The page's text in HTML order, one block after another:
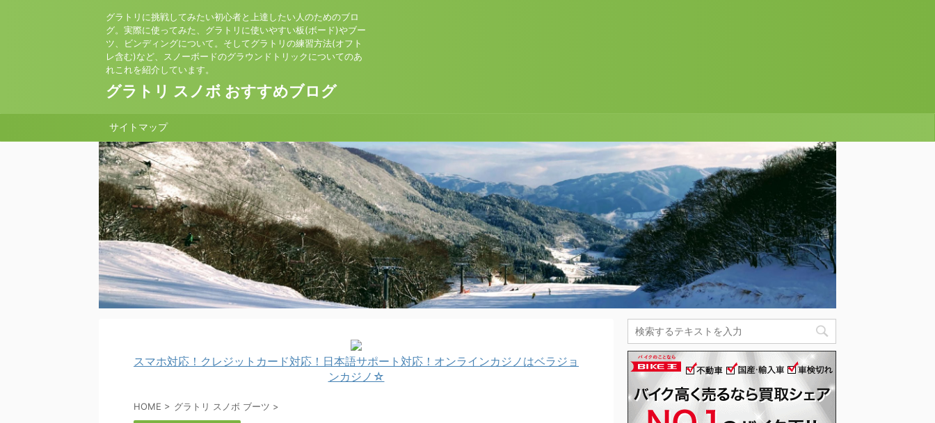
グラトリに挑戦してみたい初心者と上達したい人のためのブロ
グ。実際に使ってみた、グラトリに使いやすい板(ボード)やブー
ツ、ビンディングについて。そしてグラトリの練習方法(オフト
レ含む)など、スノーボードのグラウンドトリックについてのあ
れこれを紹介しています。
グラトリ スノボ おすすめブログ
サイトマップ
スマホ対応！クレジットカード対応！日本語サポート対応！オンラインカジノはベラジョ
ンカジノ☆
HOME > グラトリ スノボ ブーツ >